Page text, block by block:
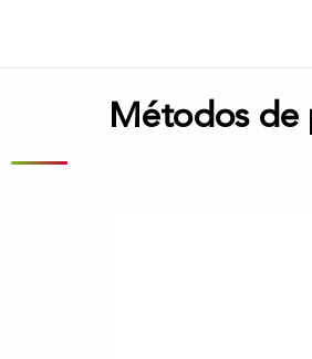
Métodos de